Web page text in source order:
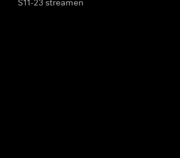
S11-23 streamen